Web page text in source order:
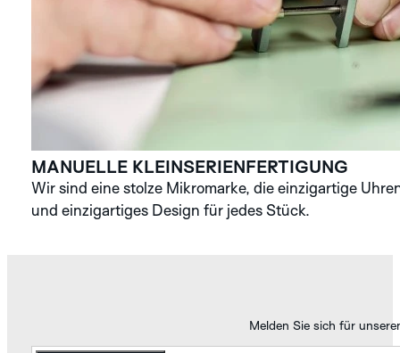
MANUELLE KLEIN­SERIENFERTIGUNG
Wir sind eine stolze Mikromarke, die einzigartige
und einzigartiges Design für jedes Stück.
Melden Sie sich für